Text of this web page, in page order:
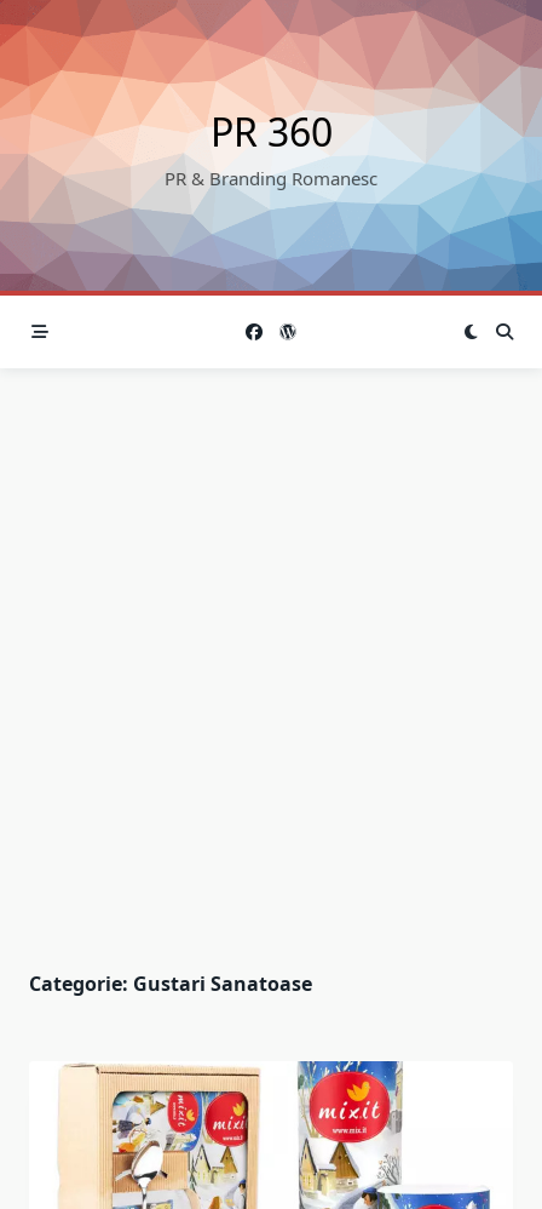
Skip
to
content
PR 360
PR & Branding Romanesc
Categorie: Gustari Sanatoase